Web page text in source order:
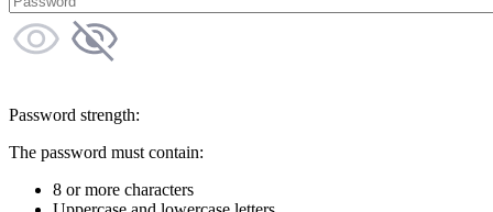
Password strength:
The password must contain:
8 or more characters